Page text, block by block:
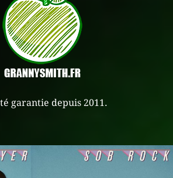
garantie depuis 2011.